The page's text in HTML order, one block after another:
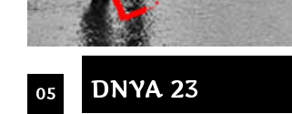
05 DNYA 23